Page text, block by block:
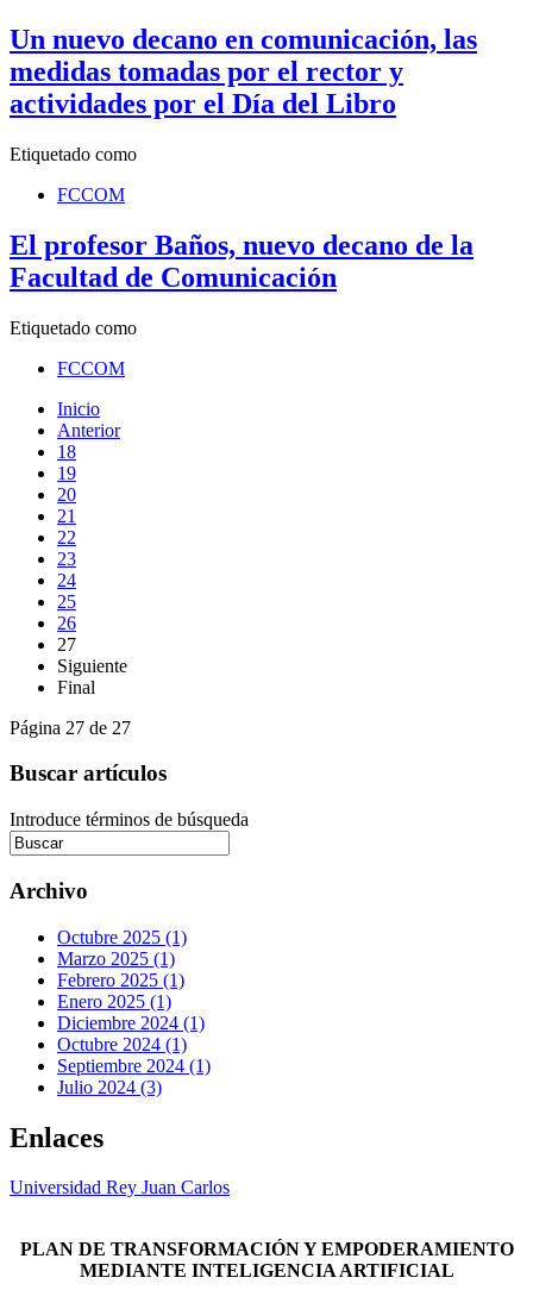
Un nuevo decano en comunicación, las
medidas tomadas por el rector y
actividades por el Día del Libro
Etiquetado como
FCCOM
El profesor Baños, nuevo decano de la
Facultad de Comunicación
Etiquetado como
FCCOM
Inicio
Anterior
18
19
20
21
22
23
24
25
26
27
Siguiente
Final
Página 27 de 27
Buscar artículos
Introduce términos de búsqueda
Archivo
Octubre 2025 (1)
Marzo 2025 (1)
Febrero 2025 (1)
Enero 2025 (1)
Diciembre 2024 (1)
Octubre 2024 (1)
Septiembre 2024 (1)
Julio 2024 (3)
Enlaces
Universidad Rey Juan Carlos
PLAN DE TRANSFORMACIÓN Y EMPODERAMIENTO
MEDIANTE INTELIGENCIA ARTIFICIAL